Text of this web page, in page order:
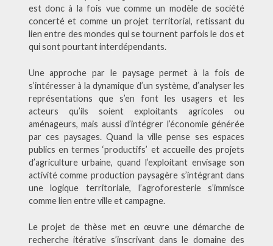
est donc à la fois vue comme un modèle de société
concerté et comme un projet territorial, retissant du
lien entre des mondes qui se tournent parfois le dos et
qui sont pourtant interdépendants.
Une approche par le paysage permet à la fois de
s’intéresser à la dynamique d’un système, d’analyser les
représentations que s’en font les usagers et les
acteurs qu’ils soient exploitants agricoles ou
aménageurs, mais aussi d’intégrer l’économie générée
par ces paysages. Quand la ville pense ses espaces
publics en termes ‘productifs’ et accueille des projets
d’agriculture urbaine, quand l’exploitant envisage son
activité comme production paysagère s’intégrant dans
une logique territoriale, l’agroforesterie s’immisce
comme lien entre ville et campagne.
Le projet de thèse met en œuvre une démarche de
recherche itérative s’inscrivant dans le domaine des